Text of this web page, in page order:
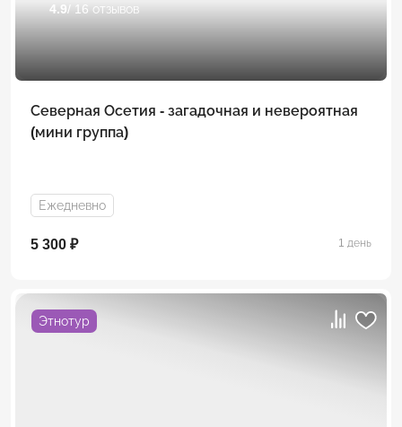
4.9 / 16 отзывов
Северная Осетия - загадочная и невероятная
(мини группа)
Ежедневно
5 300 ₽ 1 день
Этнотур